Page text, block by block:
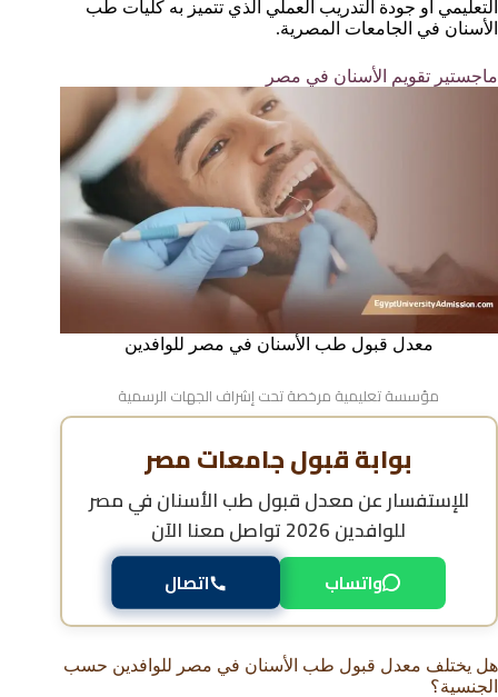
التعليمي أو جودة التدريب العملي الذي تتميز به كليات طب
الأسنان في الجامعات المصرية.
ماجستير تقويم الأسنان في مصر
معدل قبول طب الأسنان في مصر للوافدين
مؤسسة تعليمية مرخصة تحت إشراف الجهات الرسمية
بوابة قبول جامعات مصر
للإستفسار عنمعدل قبول طب الأسنان في مصر
للوافدين 2026
تواصل معنا الآن
واتساب اتصال
هل يختلف معدل قبول طب الأسنان في مصر للوافدين حسب
الجنسية؟